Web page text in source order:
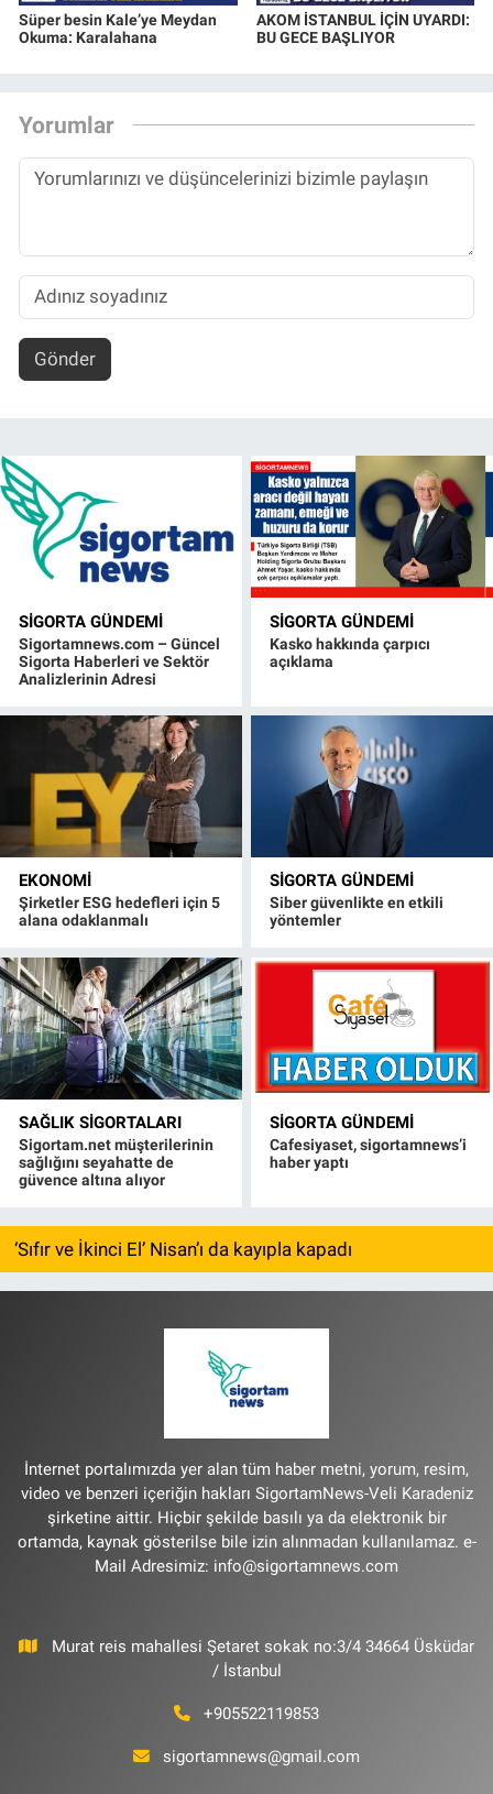
Süper besin Kale’ye Meydan
Okuma: Karalahana
AKOM İSTANBUL İÇİN UYARDI:
BU GECE BAŞLIYOR
Yorumlar
Gönder
SIGORTA GÜNDEMI
Sigortamnews.com – Güncel
Sigorta Haberleri ve Sektör
Analizlerinin Adresi
SIGORTA GÜNDEMI
Kasko hakkında çarpıcı
açıklama
EKONOMI
Şirketler ESG hedefleri için 5
alana odaklanmalı
SIGORTA GÜNDEMI
Siber güvenlikte en etkili
yöntemler
SAĞLIK SIGORTALARI
Sigortam.net müşterilerinin
sağlığını seyahatte de
güvence altına alıyor
SIGORTA GÜNDEMI
Cafesiyaset, sigortamnews’i
haber yaptı
‘Sıfır ve İkinci El’ Nisan’ı da kayıpla kapadı
İnternet portalımızda yer alan tüm haber metni, yorum, resim,
video ve benzeri içeriğin hakları SigortamNews-Veli Karadeniz
şirketine aittir. Hiçbir şekilde basılı ya da elektronik bir
ortamda, kaynak gösterilse bile izin alınmadan kullanılamaz. e-
Mail Adresimiz: info@sigortamnews.com
Murat reis mahallesi Şetaret sokak no:3/4 34664 Üsküdar
/ İstanbul
+905522119853
sigortamnews@gmail.com